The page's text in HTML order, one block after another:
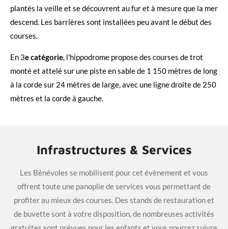
plantés la veille et se découvrent au fur et à mesure que la mer
descend. Les barrières sont installées peu avant le début des
courses.
En 3e catégorie, l'hippodrome propose des courses de trot
monté et attelé sur une piste en sable de 1 150 mètres de long
à la corde sur 24 mètres de large, avec une ligne droite de 250
mètres et la corde à gauche.
Infrastructures & Services
Les Bénévoles se mobilisent pour cet évènement et vous
offrent toute une panoplie de services vous permettant de
profiter au mieux des courses. Des stands de restauration et
de buvette sont à votre disposition, de nombreuses activités